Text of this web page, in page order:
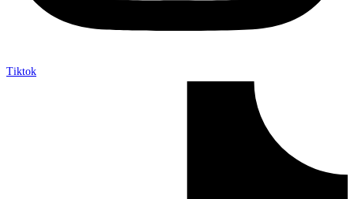
Tiktok